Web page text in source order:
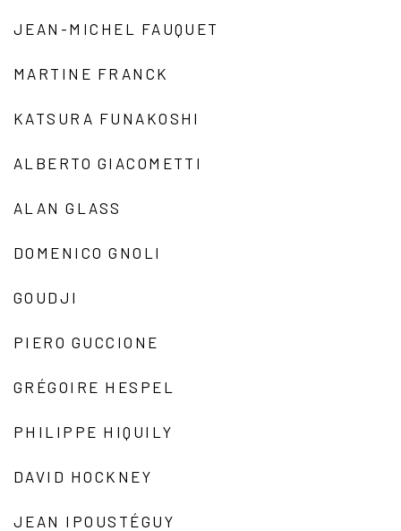
JEAN-MICHEL FAUQUET
MARTINE FRANCK
KATSURA FUNAKOSHI
ALBERTO GIACOMETTI
ALAN GLASS
DOMENICO GNOLI
GOUDJI
PIERO GUCCIONE
GRÉGOIRE HESPEL
PHILIPPE HIQUILY
DAVID HOCKNEY
JEAN IPOUSTÉGUY